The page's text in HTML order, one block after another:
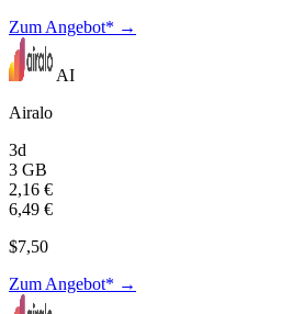
Zum Angebot* →
AI
Airalo
3d
3 GB
2,16 €
6,49 €
$7,50
Zum Angebot* →